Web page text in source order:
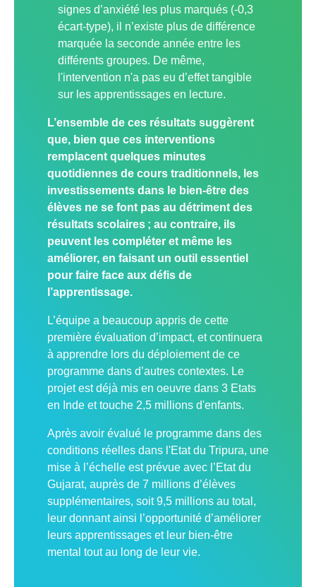
signes d’anxiété les plus marqués (-0,3
écart-type), il n’existe plus de différence
marquée la seconde année entre les
différents groupes. De même,
l'intervention n'a pas eu d’effet tangible
sur les apprentissages en lecture.
L’ensemble de ces résultats suggèrent
que, bien que ces interventions
remplacent quelques minutes
quotidiennes de cours traditionnels, les
investissements dans le bien-être des
élèves ne se font pas au détriment des
résultats scolaires ; au contraire, ils
peuvent les compléter et même les
améliorer, en faisant un outil essentiel
pour faire face aux défis de
l’apprentissage.
L’équipe a beaucoup appris de cette
première évaluation d’impact, et continuera
à apprendre lors du déploiement de ce
programme dans d’autres contextes. Le
projet est déjà mis en oeuvre dans 3 Etats
en Inde et touche 2,5 millions d'enfants.
Après avoir évalué le programme dans des
conditions réelles dans l'Etat du Tripura, une
mise à l’échelle est prévue avec l’Etat du
Gujarat, auprès de 7 millions d’élèves
supplémentaires, soit 9,5 millions au total,
leur donnant ainsi l’opportunité d’améliorer
leurs apprentissages et leur bien-être
mental tout au long de leur vie.